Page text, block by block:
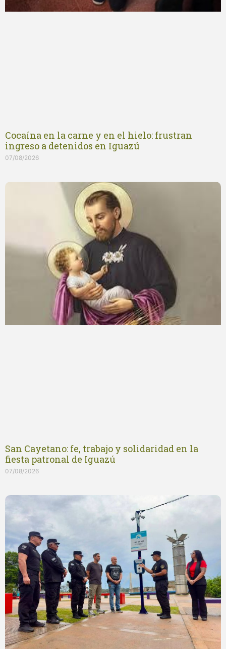
Cocaína en la carne y en el hielo: frustran
ingreso a detenidos en Iguazú
07/08/2026
San Cayetano: fe, trabajo y solidaridad en la
fiesta patronal de Iguazú
07/08/2026